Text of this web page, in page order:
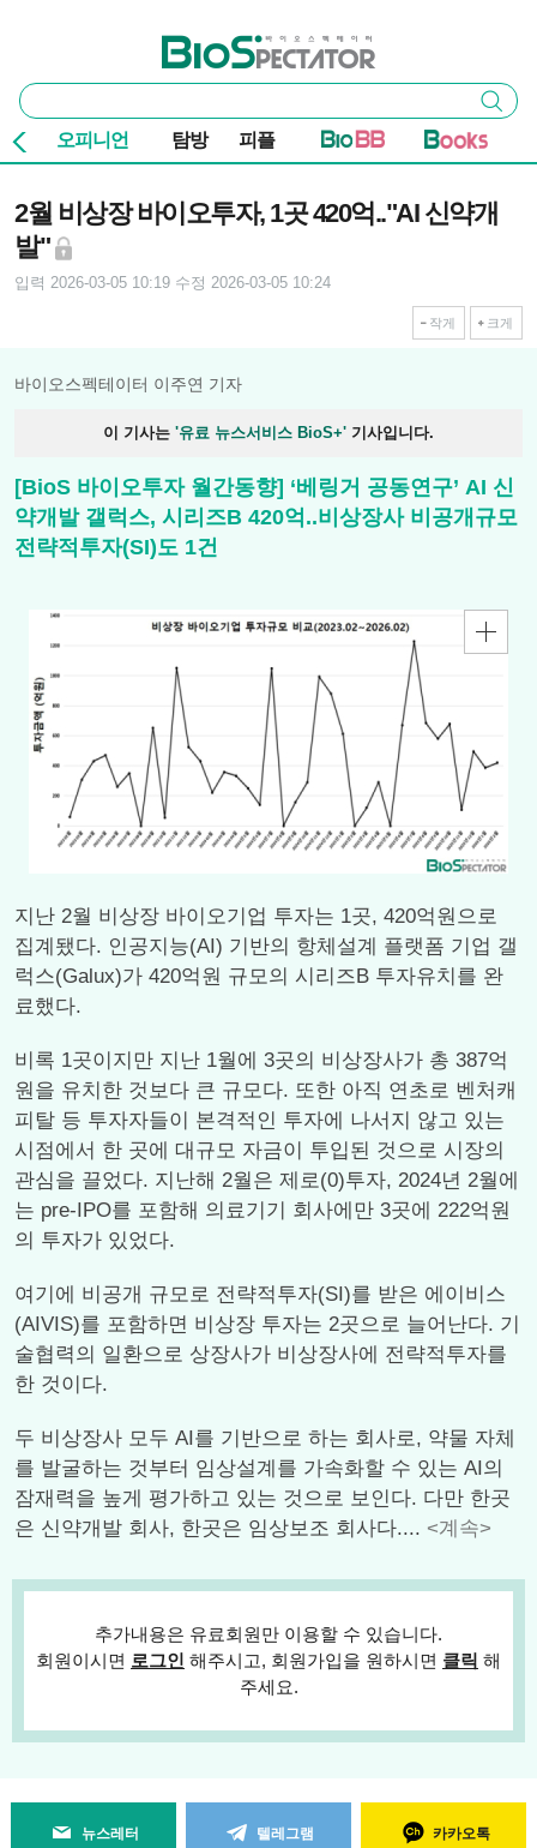
바이오스펙테이터
통
합
검
색
검색
오피니언 탐방 피플
2월 비상장 바이오투자, 1곳 420억.."AI 신약개
발"
입력 2026-03-05 10:19 수정 2026-03-05 10:24
작게 크게
바이오스펙테이터 이주연 기자
이 기사는 '유료 뉴스서비스 BioS+' 기사입니다.
[BioS 바이오투자 월간동향] ‘베링거 공동연구’ AI 신
약개발 갤럭스, 시리즈B 420억..비상장사 비공개규모
전략적투자(SI)도 1건
지난 2월 비상장 바이오기업 투자는 1곳, 420억원으로
집계됐다. 인공지능(AI) 기반의 항체설계 플랫폼 기업 갤
럭스(Galux)가 420억원 규모의 시리즈B 투자유치를 완
료했다.
비록 1곳이지만 지난 1월에 3곳의 비상장사가 총 387억
원을 유치한 것보다 큰 규모다. 또한 아직 연초로 벤처캐
피탈 등 투자자들이 본격적인 투자에 나서지 않고 있는
시점에서 한 곳에 대규모 자금이 투입된 것으로 시장의
관심을 끌었다. 지난해 2월은 제로(0)투자, 2024년 2월에
는 pre-IPO를 포함해 의료기기 회사에만 3곳에 222억원
의 투자가 있었다.
여기에 비공개 규모로 전략적투자(SI)를 받은 에이비스
(AIVIS)를 포함하면 비상장 투자는 2곳으로 늘어난다. 기
술협력의 일환으로 상장사가 비상장사에 전략적투자를
한 것이다.
두 비상장사 모두 AI를 기반으로 하는 회사로, 약물 자체
를 발굴하는 것부터 임상설계를 가속화할 수 있는 AI의
잠재력을 높게 평가하고 있는 것으로 보인다. 다만 한곳
은 신약개발 회사, 한곳은 임상보조 회사다.... <계속>
추가내용은 유료회원만 이용할 수 있습니다.
회원이시면 로그인 해주시고, 회원가입을 원하시면 클릭 해
주세요.
뉴스레터 텔레그램 카카오톡